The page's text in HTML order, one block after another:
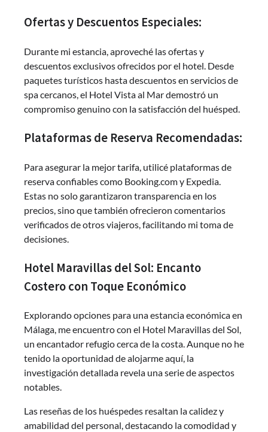
Ofertas y Descuentos Especiales:
Durante mi estancia, aproveché las ofertas y
descuentos exclusivos ofrecidos por el hotel. Desde
paquetes turísticos hasta descuentos en servicios de
spa cercanos, el Hotel Vista al Mar demostró un
compromiso genuino con la satisfacción del huésped.
Plataformas de Reserva Recomendadas:
Para asegurar la mejor tarifa, utilicé plataformas de
reserva confiables como Booking.com y Expedia.
Estas no solo garantizaron transparencia en los
precios, sino que también ofrecieron comentarios
verificados de otros viajeros, facilitando mi toma de
decisiones.
Hotel Maravillas del Sol: Encanto
Costero con Toque Económico
Explorando opciones para una estancia económica en
Málaga, me encuentro con el Hotel Maravillas del Sol,
un encantador refugio cerca de la costa. Aunque no he
tenido la oportunidad de alojarme aquí, la
investigación detallada revela una serie de aspectos
notables.
Las reseñas de los huéspedes resaltan la calidez y
amabilidad del personal, destacando la comodidad y